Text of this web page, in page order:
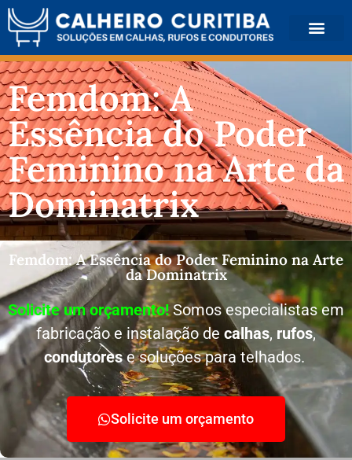
Femdom: A
Essência do Poder
Feminino na Arte da
Dominatrix
Femdom: A Essência do Poder Feminino na Arte
da Dominatrix
Solicite um orçamento!Somos especialistas em
fabricação e instalação de calhas, rufos,
condutorese soluções para telhados.
Solicite um orçamento